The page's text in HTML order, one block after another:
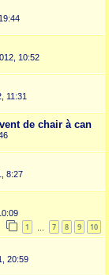
10:52
11:31
de chair à can
8:27
1 7 8 9 10
20:59